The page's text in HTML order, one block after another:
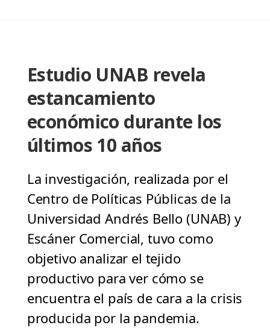
Estudio UNAB revela
estancamiento
económico durante los
últimos 10 años
La investigación, realizada por el
Centro de Políticas Públicas de la
Universidad Andrés Bello (UNAB) y
Escáner Comercial, tuvo como
objetivo analizar el tejido
productivo para ver cómo se
encuentra el país de cara a la crisis
producida por la pandemia.